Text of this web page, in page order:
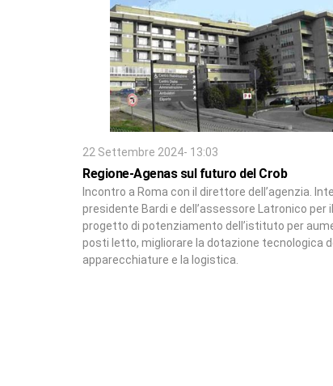
22 Settembre 2024- 13:03
Regione-Agenas sul futuro del Crob
Incontro a Roma con il direttore dell’agenzia.
presidente Bardi e dell’assessore Latronico per
progetto di potenziamento dell’istituto per
posti letto, migliorare la dotazione tecnologica
apparecchiature e la logistica.